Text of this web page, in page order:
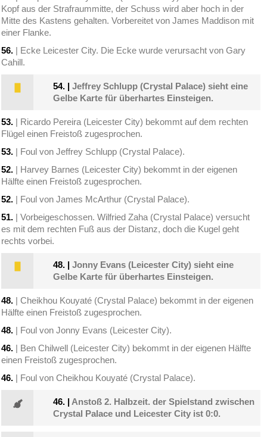
Kopf aus der Strafraummitte, der Schuss wird aber hoch in der
Mitte des Kastens gehalten. Vorbereitet von James Maddison mit
einer Flanke.
56. | Ecke Leicester City. Die Ecke wurde verursacht von Gary
Cahill.
54. |Jeffrey Schlupp (Crystal Palace) sieht eine
Gelbe Karte für überhartes Einsteigen.
53. | Ricardo Pereira (Leicester City) bekommt auf dem rechten
Flügel einen Freistoß zugesprochen.
53. | Foul von Jeffrey Schlupp (Crystal Palace).
52. | Harvey Barnes (Leicester City) bekommt in der eigenen
Hälfte einen Freistoß zugesprochen.
52. | Foul von James McArthur (Crystal Palace).
51. | Vorbeigeschossen. Wilfried Zaha (Crystal Palace) versucht
es mit dem rechten Fuß aus der Distanz, doch die Kugel geht
rechts vorbei.
48. |Jonny Evans (Leicester City) sieht eine
Gelbe Karte für überhartes Einsteigen.
48. | Cheikhou Kouyaté (Crystal Palace) bekommt in der eigenen
Hälfte einen Freistoß zugesprochen.
48. | Foul von Jonny Evans (Leicester City).
46. | Ben Chilwell (Leicester City) bekommt in der eigenen Hälfte
einen Freistoß zugesprochen.
46. | Foul von Cheikhou Kouyaté (Crystal Palace).
46. | Anstoß 2. Halbzeit. der Spielstand zwischen
Crystal Palace und Leicester City ist 0:0.